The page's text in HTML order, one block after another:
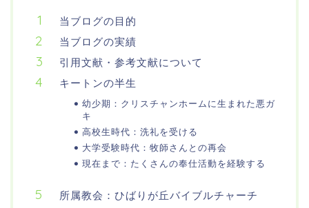
当ブログの目的
当ブログの実績
引用文献・参考文献について
キートンの半生
幼少期：クリスチャンホームに生まれた悪ガ
キ
高校生時代：洗礼を受ける
大学受験時代：牧師さんとの再会
現在まで：たくさんの奉仕活動を経験する
所属教会：ひばりが丘バイブルチャーチ